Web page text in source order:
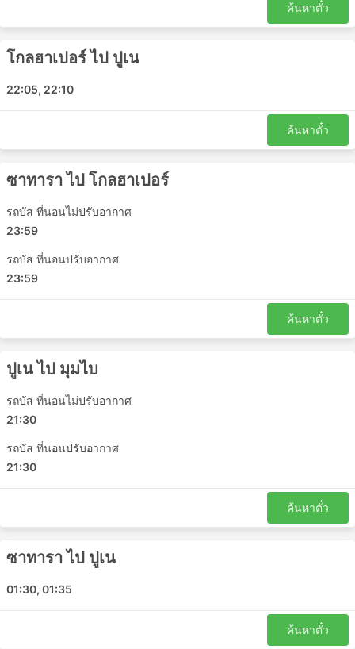
นี่คือรายการของเส้นทางที่ได้รับความนิยมมากที่สุด:
ปูเน - ซาทารา
ซาทารา - โกลฮาเปอร์
มุมไบ - ปูเน
ปูเน - Jath
ปูเน - Bhivghat
Aditya Tours and Travels ราคาตั๋วและชั้น
รถโดยสาร
หนึ่งในสิ่งที่ดีที่สุดเกี่ยวกับการเดินทางด้วยรถบัสคือคุณ
เป็นส่วนตัวและความสะดวกสบายได้ ชั้นโดยสารและประเภท
ของรถบัสที่แตกต่างกันตอบสนองความต้องการที่แตกต่างกัน
โดยสารระดับมาตรฐาน อาจแยกได้เป็น ท้องถิ่น ด่วน หรือ
ธรรมดา ต่างถือเป็นทางเลือกที่ดีสำหรับการเดินทางระยะสั้น ตู้
นอนหรือรถโค้ชวีไอพีเหมาะสำหรับการเดินทางระยะยาวและ
นุ่มๆ กว้างๆ บางครั้งมีตัวเลือกการนวดในตัว ผ้าห่ม น้ำอัดลม
และของว่าง หรืออาหารมื้อใหญ่บนเรือหรือระหว่างเข้า
ค้นหาตั๋ว
โกลฮาเปอร์ ไป ปูเน
22:05, 22:10
ค้นหาตั๋ว
ซาทารา ไป โกลฮาเปอร์
รถบัส ที่นอนไม่ปรับอากาศ
23:59
รถบัส ที่นอนปรับอากาศ
23:59
ค้นหาตั๋ว
ปูเน ไป มุมไบ
รถบัส ที่นอนไม่ปรับอากาศ
21:30
รถบัส ที่นอนปรับอากาศ
21:30
ค้นหาตั๋ว
ซาทารา ไป ปูเน
01:30, 01:35
ค้นหาตั๋ว